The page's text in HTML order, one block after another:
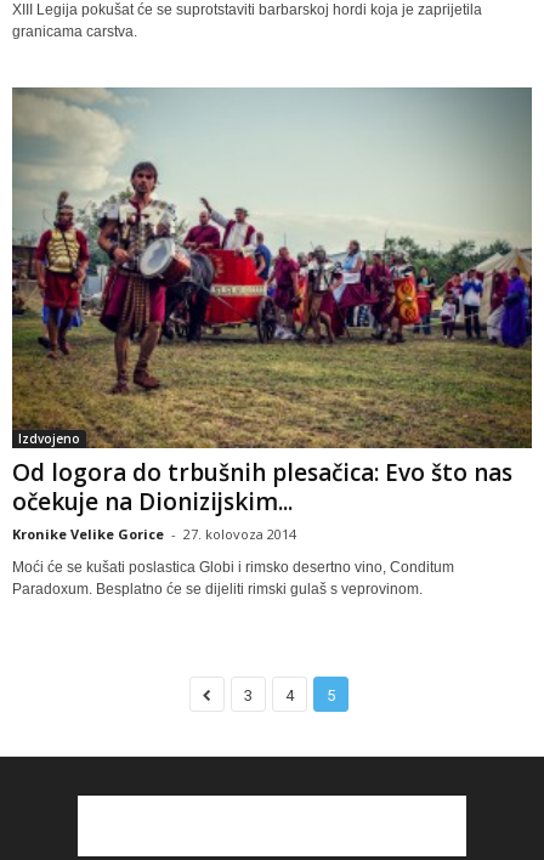
XIII Legija pokušat će se suprotstaviti barbarskoj hordi koja je zaprijetila
granicama carstva.
Izdvojeno
Od logora do trbušnih plesačica: Evo što nas
očekuje na Dionizijskim...
Kronike Velike Gorice - 27. kolovoza 2014
Moći će se kušati poslastica Globi i rimsko desertno vino, Conditum
Paradoxum. Besplatno će se dijeliti rimski gulaš s veprovinom.
3 4 5